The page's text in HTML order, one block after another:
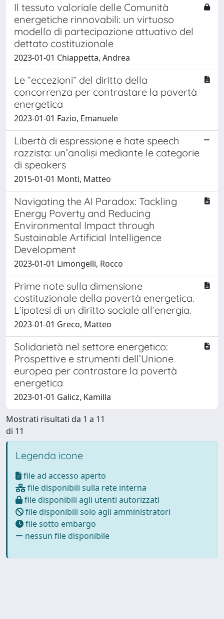
Il tessuto valoriale delle Comunità
energetiche rinnovabili: un virtuoso
modello di partecipazione attuativo del
dettato costituzionale
2023-01-01 Chiappetta, Andrea
Le “eccezioni” del diritto della
concorrenza per contrastare la povertà
energetica
2023-01-01 Fazio, Emanuele
Libertà di espressione e hate speech
razzista: un’analisi mediante le categorie
di speakers
2015-01-01 Monti, Matteo
Navigating the AI Paradox: Tackling
Energy Poverty and Reducing
Environmental Impact through
Sustainable Artificial Intelligence
Development
2023-01-01 Limongelli, Rocco
Prime note sulla dimensione
costituzionale della povertà energetica.
L’ipotesi di un diritto sociale all’energia.
2023-01-01 Greco, Matteo
Solidarietà nel settore energetico:
Prospettive e strumenti dell’Unione
europea per contrastare la povertà
energetica
2023-01-01 Galicz, Kamilla
Mostrati risultati da 1 a 11
di 11
Legenda icone
file ad accesso aperto
file disponibili sulla rete interna
file disponibili agli utenti autorizzati
file disponibili solo agli amministratori
file sotto embargo
nessun file disponibile